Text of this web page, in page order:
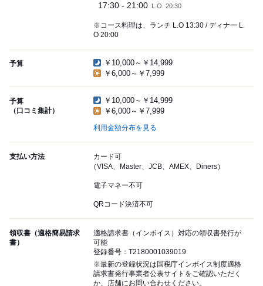
17:30 - 21:00 L.O. 20:30
※コース料理は、ランチ L.O 13:30 / ディナー L.
O 20:00
予算
￥10,000～￥14,999
￥6,000～￥7,999
予算
（口コミ集計）
￥10,000～￥14,999
￥6,000～￥7,999
利用金額分布を見る
支払い方法
カード可
（VISA、Master、JCB、AMEX、Diners）
電子マネー不可
QRコード決済不可
領収書（適格簡易請求
書）
適格請求書（インボイス）対応の領収書発行が
可能
登録番号：T2180001039019
※最新の登録状況は国税庁インボイス制度適格
請求書発行事業者公表サイトをご確認いただく
か、店舗にお問い合わせください。